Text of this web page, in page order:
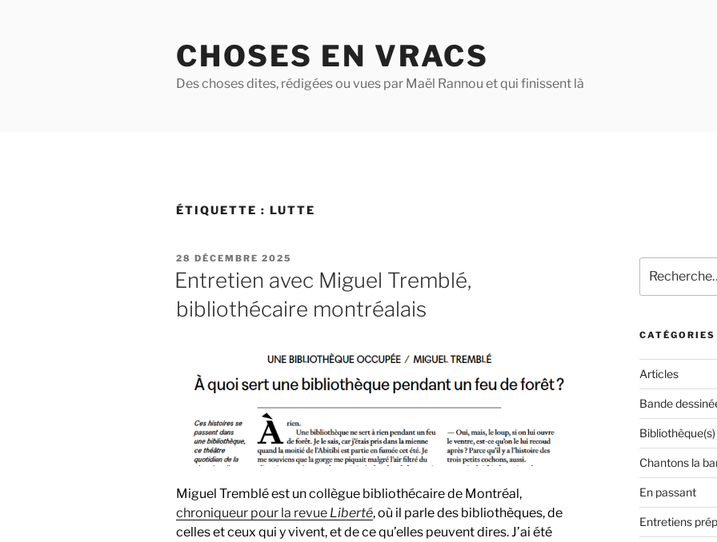
CHOSES EN VRACS
Des choses dites, rédigées ou vues par Maël Rannou et qui finissent là
ÉTIQUETTE : LUTTE
PUBLIÉ
LE
28 DÉCEMBRE 2025
Entretien avec Miguel Tremblé,
bibliothécaire montréalais
Miguel Tremblé est un collègue bibliothécaire de Montréal,
chroniqueur pour la revue Liberté, où il parle des bibliothèques, de
celles et ceux qui y vivent, et de ce qu’elles peuvent dires. J’ai été
pour
:
CATÉGORIES
Articles
Bande
Bibliothèque(s)
Chantons la
En passant
Entretiens